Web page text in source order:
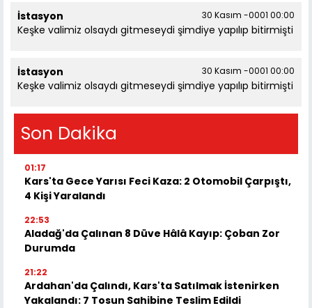
İstasyon 30 Kasım -0001 00:00
Keşke valimiz olsaydı gitmeseydi şimdiye yapılıp bitirmişti
İstasyon 30 Kasım -0001 00:00
Keşke valimiz olsaydı gitmeseydi şimdiye yapılıp bitirmişti
Son Dakika
01:17
Kars'ta Gece Yarısı Feci Kaza: 2 Otomobil Çarpıştı,
4 Kişi Yaralandı
22:53
Aladağ'da Çalınan 8 Düve Hâlâ Kayıp: Çoban Zor
Durumda
21:22
Ardahan'da Çalındı, Kars'ta Satılmak İstenirken
Yakalandı: 7 Tosun Sahibine Teslim Edildi